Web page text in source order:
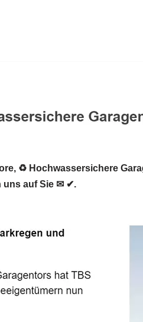
♻ Hochwassersichere
uns auf Sie ✉ ✔.